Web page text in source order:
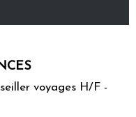
voyages H/F -